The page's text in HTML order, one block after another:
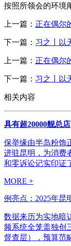
按照所领会的环境
上一篇： 正在偶尔
下一篇： 习之丨以
上一篇： 正在偶尔
下一篇： 习之丨以
相关内容
具有超20000舰总店
保举缘由半岛粉饰
进驻昆明，为消费
和零诉讼记实印证
MORE +
例亮点：2025年昆
数据来历为实地暗
频系统全笼盖独创
督查层），预算范